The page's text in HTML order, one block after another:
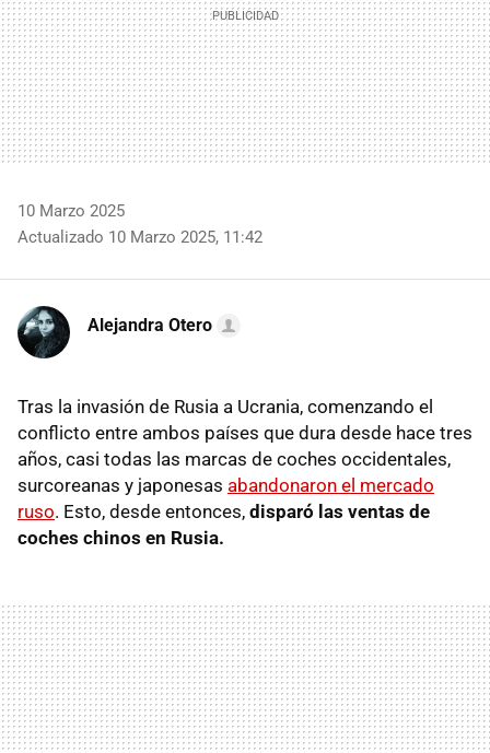
10 Marzo 2025
Actualizado 10 Marzo 2025, 11:42
Alejandra Otero
Tras la invasión de Rusia a Ucrania, comenzando el
conflicto entre ambos países que dura desde hace tres
años, casi todas las marcas de coches occidentales,
surcoreanas y japonesas abandonaron el mercado
ruso. Esto, desde entonces, disparó las ventas de
coches chinos en Rusia.